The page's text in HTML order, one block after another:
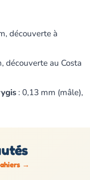
découverte à
découverte au Costa
: 0,13 mm (mâle),
→